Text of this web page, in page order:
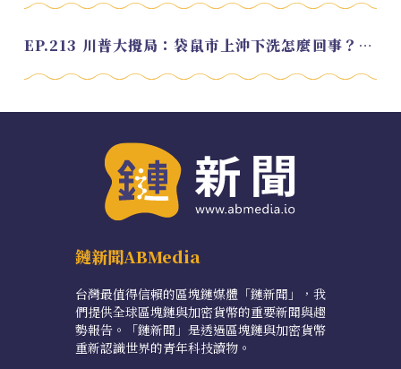
EP.213 川普大攪局：袋鼠市上沖下洗怎麼回事？feat. Alvin
鏈新聞ABMedia
台灣最值得信賴的區塊鏈媒體「鏈新聞」，我
們提供全球區塊鏈與加密貨幣的重要新聞與趨
勢報告。「鏈新聞」是透過區塊鏈與加密貨幣
重新認識世界的青年科技讀物。